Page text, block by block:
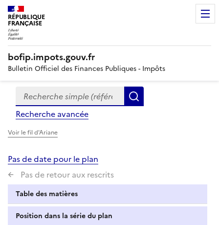
RÉPUBLIQUE
FRANÇAISE
bofip.impots.gouv.fr
Bulletin Officiel des Finances Publiques - Impôts
Formulaire
de
recherche
Recherche simple (références, mots clés, partie du
Recherche avancée
Voir le fil d'Ariane
Pas de date pour le plan
Pas de retour aux rescrits
Table des matières
Position dans la série du plan